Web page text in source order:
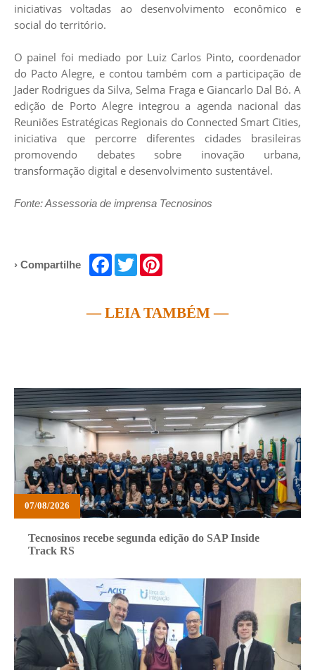
iniciativas voltadas ao desenvolvimento econômico e
social do território.
O painel foi mediado por Luiz Carlos Pinto, coordenador
do Pacto Alegre, e contou também com a participação de
Jader Rodrigues da Silva, Selma Fraga e Giancarlo Dal Bó. A
edição de Porto Alegre integrou a agenda nacional das
Reuniões Estratégicas Regionais do Connected Smart Cities,
iniciativa que percorre diferentes cidades brasileiras
promovendo debates sobre inovação urbana,
transformação digital e desenvolvimento sustentável.
Fonte: Assessoria de imprensa Tecnosinos
› Compartilhe Facebook
Twitter
— LEIA TAMBÉM —
07/08/2026
Tecnosinos recebe segunda edição do SAP Inside
Track RS